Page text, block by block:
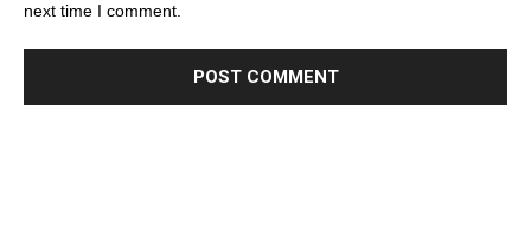
next time I comment.